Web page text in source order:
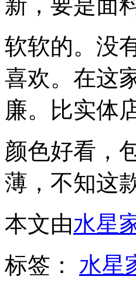
软软的。没
喜欢。在这
廉。比实体
颜色好看，
薄，不知这
本文由水星
标签： 水星